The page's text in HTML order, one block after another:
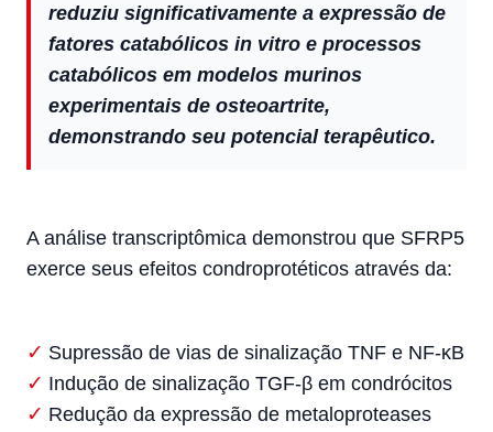
reduziu significativamente a expressão de
fatores catabólicos in vitro e processos
catabólicos em modelos murinos
experimentais de osteoartrite,
demonstrando seu potencial terapêutico.
A análise transcriptômica demonstrou que SFRP5
exerce seus efeitos condroprotéticos através da:
Supressão de vias de sinalização TNF e NF-κB
Indução de sinalização TGF-β em condrócitos
Redução da expressão de metaloproteases